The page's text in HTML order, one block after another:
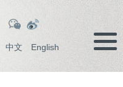
中文 English